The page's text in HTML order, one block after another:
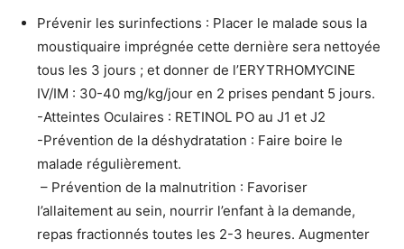
Prévenir les surinfections : Placer le malade sous la
moustiquaire imprégnée cette dernière sera nettoyée
tous les 3 jours ; et donner de l’ERYTRHOMYCINE
IV/IM : 30-40 mg/kg/jour en 2 prises pendant 5 jours.
-Atteintes Oculaires : RETINOL PO au J1 et J2
-Prévention de la déshydratation : Faire boire le
malade régulièrement.
​ – Prévention de la malnutrition : ​Favoriser
l’allaitement au sein, nourrir l’enfant à la demande,
repas fractionnés toutes les 2-3 heures.​ Augmenter